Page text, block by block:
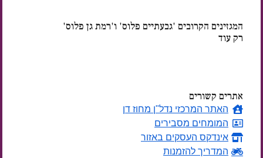
המגזינים הקרובים 'גבעתיים פלוס' ו'רמת גן פלוס'
רק עוד
אתרים קשורים
האתר המרכזי נדל"ן מחוז דן
המומחים מסבירים
אינדקס העסקים באזור
המדריך להזמנות